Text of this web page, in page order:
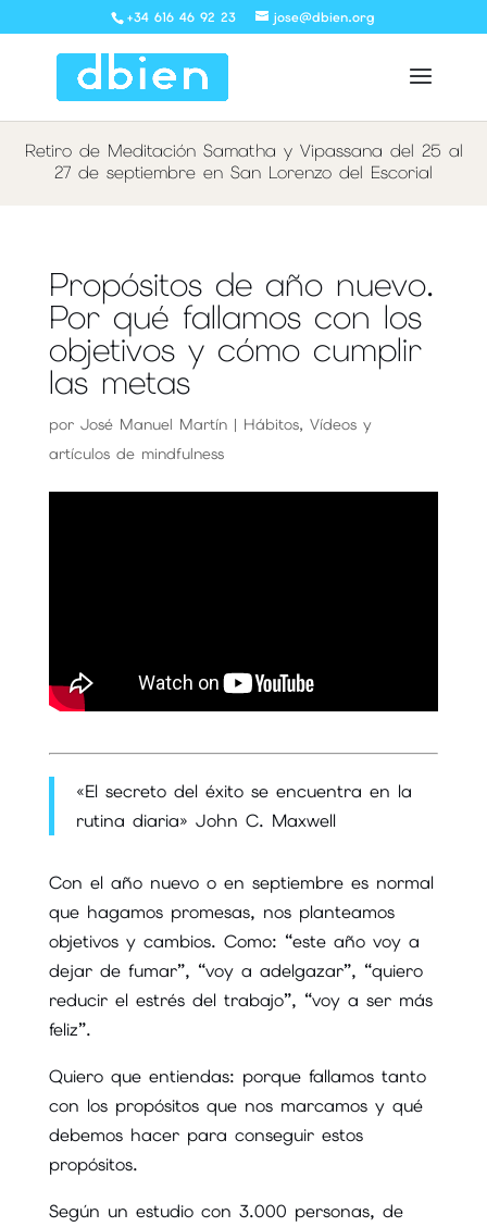
+34 616 46 92 23 jose@dbien.org
Retiro de Meditación Samatha y Vipassana del 25 al
27 de septiembre en San Lorenzo del Escorial
Propósitos de año nuevo.
Por qué fallamos con los
objetivos y cómo cumplir
las metas
por José Manuel Martín| Hábitos, Vídeos y
artículos de mindfulness
«El secreto del éxito se encuentra en la
rutina diaria» John C. Maxwell
Con el año nuevo o en septiembre es normal
que hagamos promesas, nos planteamos
objetivos y cambios. Como: “este año voy a
dejar de fumar”, “voy a adelgazar”, “quiero
reducir el estrés del trabajo”, “voy a ser más
feliz”.
Quiero que entiendas: porque fallamos tanto
con los propósitos que nos marcamos y qué
debemos hacer para conseguir estos
propósitos.
Según un estudio con 3.000 personas, de